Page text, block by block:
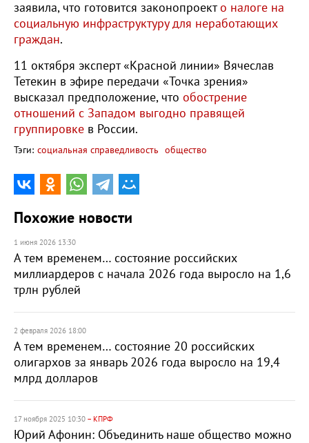
заявила, что готовится законопроекто налоге на
социальную инфраструктуру для неработающих
граждан.
11 октября эксперт «Красной линии» Вячеслав
Тетекин в эфире передачи «Точка зрения»
высказал предположение, что обострение
отношений с Западом выгодно правящей
группировке в России.
Тэги: социальная справедливость общество
Похожие новости
1 июня 2026 13:30
А тем временем… состояние российских
миллиардеров с начала 2026 года выросло на 1,6
трлн рублей
2 февраля 2026 18:00
А тем временем… состояние 20 российских
олигархов за январь 2026 года выросло на 19,4
млрд долларов
17 ноября 2025 10:30 – КПРФ
Юрий Афонин: Объединить наше общество можно